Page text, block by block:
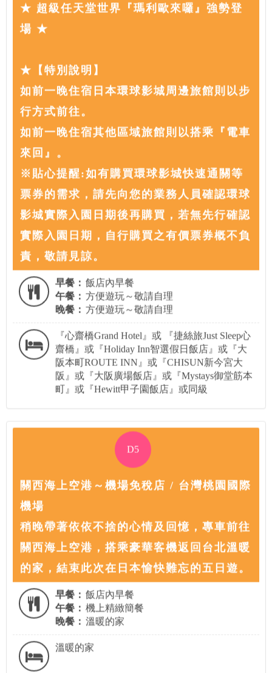
★ 超級任天堂世界『瑪利歐來囉』強勢登
場 ★
★【特別說明】
如前一晚住宿日本環球影城周邊旅館則以步
行方式前往。
如前一晚住宿其他區域旅館則以搭乘『電車
來回』。
※貼心提醒:如有購買環球影城快速通關等
票券的需求，請先向您的業務人員確認環球
影城實際入園日期後再購買，若無先行確認
實際入園日期，自行購買之有價票券概不負
責，敬請見諒。
早餐： 飯店內早餐
午餐： 方便遊玩～敬請自理
晚餐： 方便遊玩～敬請自理
『心齋橋Grand Hotel』或 『捷絲旅Just Sleep心
齋橋』或『Holiday Inn智選假日飯店』或『大
阪本町ROUTE INN』或『CHISUN新今宮大
阪』或『大阪廣場飯店』或『Mystays御堂筋本
町』或『Hewitt甲子園飯店』或同級
D5
關西海上空港～機場免稅店 / 台灣桃園國際
機場
稍晚帶著依依不捨的心情及回憶，專車前往
關西海上空港，搭乘豪華客機返回台北溫暖
的家，結束此次在日本愉快難忘的五日遊。
早餐： 飯店內早餐
午餐： 機上精緻簡餐
晚餐： 溫暖的家
溫暖的家